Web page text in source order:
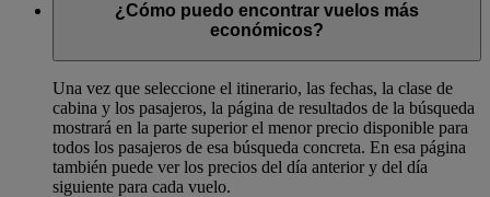
¿Cómo puedo encontrar vuelos más
económicos?
Una vez que seleccione el itinerario, las fechas, la clase de
cabina y los pasajeros, la página de resultados de la búsqueda
mostrará en la parte superior el menor precio disponible para
todos los pasajeros de esa búsqueda concreta. En esa página
también puede ver los precios del día anterior y del día
siguiente para cada vuelo.